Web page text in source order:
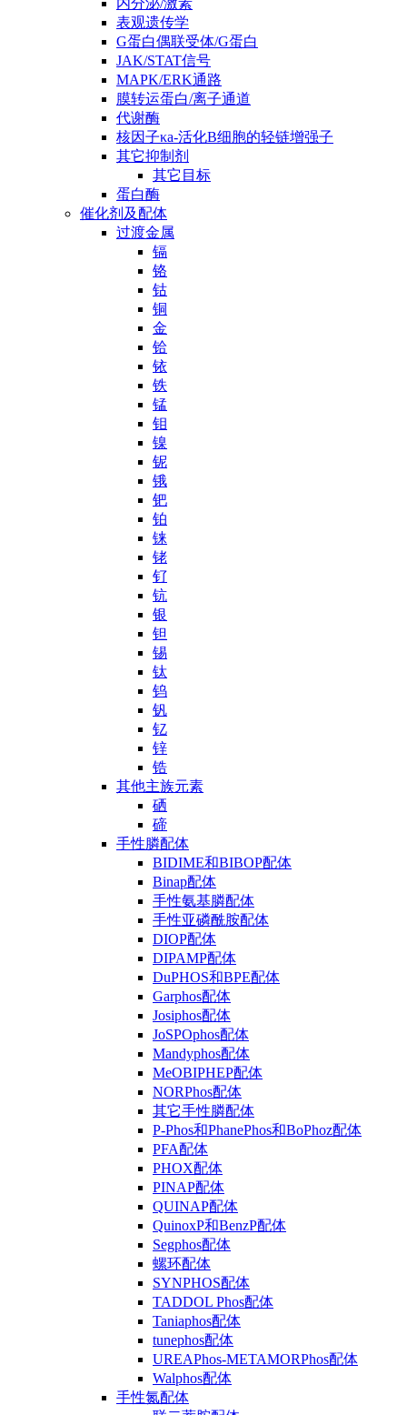
内分泌/激素
表观遗传学
G蛋白偶联受体/G蛋白
JAK/STAT信号
MAPK/ERK通路
膜转运蛋白/离子通道
代谢酶
核因子κa-活化B细胞的轻链增强子
其它抑制剂
其它目标
蛋白酶
催化剂及配体
过渡金属
镉
铬
钴
铜
金
铪
铱
铁
锰
钼
镍
铌
锇
钯
铂
铼
铑
钌
钪
银
钽
锡
钛
钨
钒
钇
锌
锆
其他主族元素
硒
碲
手性膦配体
BIDIME和BIBOP配体
Binap配体
手性氨基膦配体
手性亚磷酰胺配体
DIOP配体
DIPAMP配体
DuPHOS和BPE配体
Garphos配体
Josiphos配体
JoSPOphos配体
Mandyphos配体
MeOBIPHEP配体
NORPhos配体
其它手性膦配体
P-Phos和PhanePhos和BoPhoz配体
PFA配体
PHOX配体
PINAP配体
QUINAP配体
QuinoxP和BenzP配体
Segphos配体
螺环配体
SYNPHOS配体
TADDOL Phos配体
Taniaphos配体
tunephos配体
UREAPhos-METAMORPhos配体
Walphos配体
手性氮配体